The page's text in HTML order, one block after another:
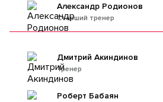
Старший тренер
Александр Родионов
Тренер
Дмитрий Акиндинов
Роберт Бабаян